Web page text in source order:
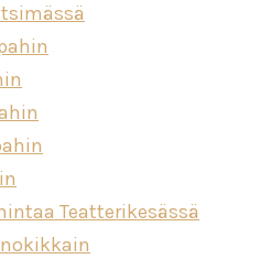
Teatterikesässä